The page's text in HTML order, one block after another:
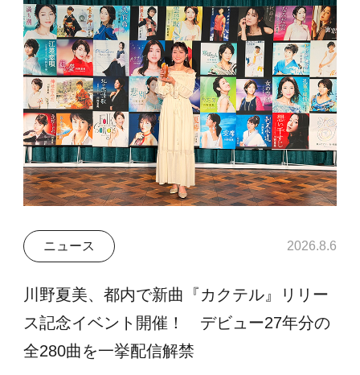
ニュース 2026.8.6
川野夏美、都内で新曲『カクテル』リリー
ス記念イベント開催！ デビュー27年分の
全280曲を一挙配信解禁